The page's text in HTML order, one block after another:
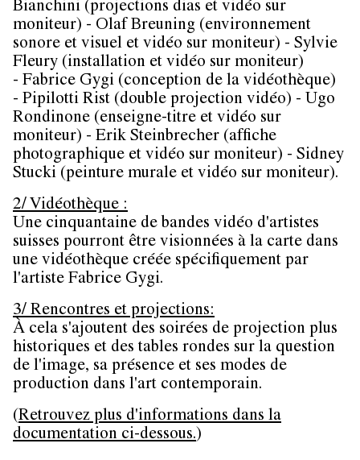
Bianchini (projections dias et vidéo sur
moniteur) - Olaf Breuning (environnement
sonore et visuel et vidéo sur moniteur) - Sylvie
Fleury (installation et vidéo sur moniteur)
- Fabrice Gygi (conception de la vidéothèque)
- Pipilotti Rist (double projection vidéo) - Ugo
Rondinone (enseigne-titre et vidéo sur
moniteur) - Erik Steinbrecher (affiche
photographique et vidéo sur moniteur) - Sidney
Stucki (peinture murale et vidéo sur moniteur).
2/ Vidéothèque :
Une cinquantaine de bandes vidéo d'artistes
suisses pourront être visionnées à la carte dans
une vidéothèque créée spécifiquement par
l'artiste Fabrice Gygi.
3/ Rencontres et projections:
À cela s'ajoutent des soirées de projection plus
historiques et des tables rondes sur la question
de l'image, sa présence et ses modes de
production dans l'art contemporain.
(Retrouvez plus d'informations dans la
documentation ci-dessous.)